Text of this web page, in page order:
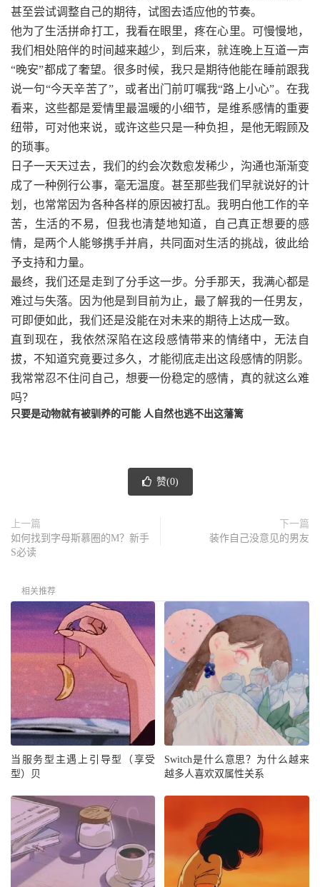
甚至尝试调整自己的期待，试图去适应他的节奏。
他为了生活拼命打工，我看在眼里，疼在心里。可慢慢地，
我们相处陪伴的时间越来越少，到后来，就连晚上互道一声
“晚安”都成了奢望。很多时候，我只是期待他能在睡前跟我
说一句“今天辛苦了”，或者出门前叮嘱我“路上小心”。在我
看来，这些都是爱情里最温暖的小细节，是维系感情的重要
纽带，可对他来说，或许这些只是一种负担，是他无暇顾及
的琐事。
日子一天天过去，我们的约会次数愈发稀少，沟通也渐渐变
成了一种例行公事，毫无温度。甚至那些我们早就说好的计
划，也常常因为各种各样的原因被打乱。我明白他工作的辛
苦，生活的不易，但我也清楚地知道，自己真正想要的感
情，是两个人能够携手并肩，共同面对生活的挑战，彼此给
予支持和力量。
最终，我们还是走到了分手这一步。分手那天，我满心都是
难过与失落。因为他是到目前为止，最了解我的一任男友，
可即便如此，我们还是没能在对未来的期待上达成一致。
直到现在，我依然深陷在这段感情带来的情绪中，无法自
拔，不知道究竟要过多久，才能彻底走出这段感情的阴影。
我常常忍不住问自己，想要一份稳定的感情，真的就这么难
吗？
只要是动物就有被驯养的可能 人自然也逃不出这藩篱
赞(0)
上一篇
如何找到字母斯慕圈的M？新手
S必读
下一篇
装作自己没意见的男友
相关推荐
当服务型主遇上引导型（享受
型）贝
Switch是什么意思？为什么越来
越多人喜欢双属性关系